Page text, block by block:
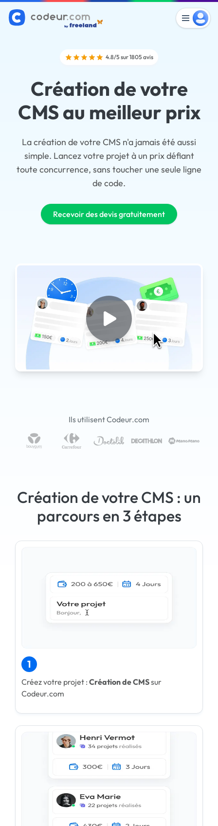
4.8/5 sur 1805 avis
Création de votre
CMS au meilleur prix
La création de votre CMS n'a jamais été aussi
simple. Lancez votre projet à un prix défiant
toute concurrence, sans toucher une seule ligne
de code.
Recevoir des devis gratuitement
Ils utilisent Codeur.com
Création de votre CMS : un
parcours en 3 étapes
1
Créez votre projet : Création de CMSsur
Codeur.com